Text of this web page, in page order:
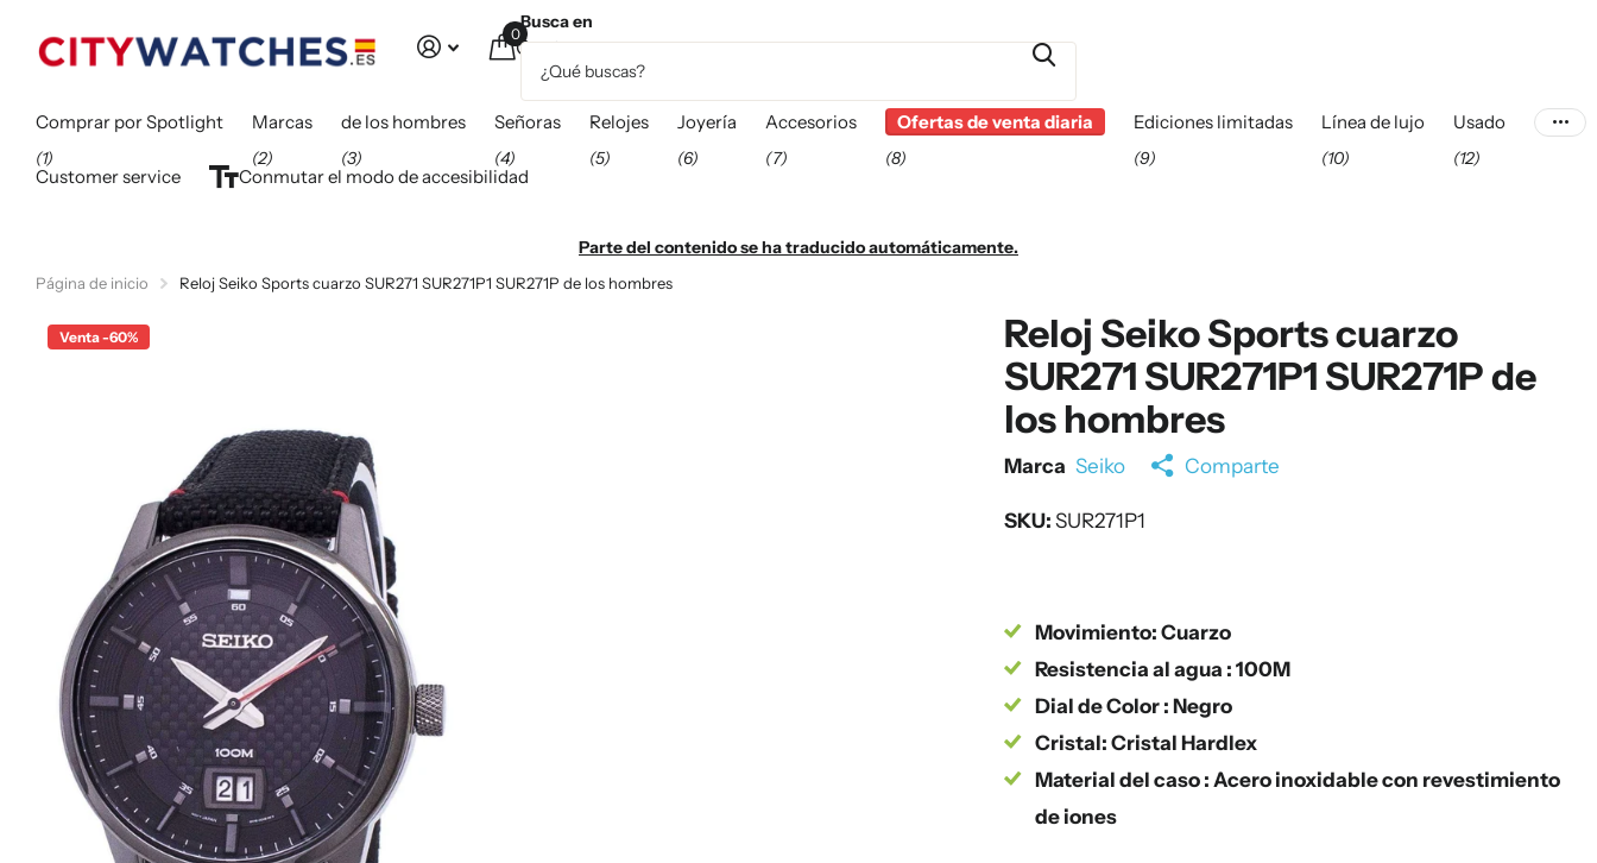
Busca en
Cesta
0
Comprar por Spotlight
(1)
Marcas
(2)
de los hombres
(3)
Señoras
(4)
Relojes
(5)
Joyería
(6)
Accesorios
(7)
Ofertas de venta diaria
(8)
Ediciones limitadas
(9)
Línea de lujo
(10)
Usado
(12)
Customer service Conmutar el modo de accesibilidad
Parte del contenido se ha traducido automáticamente.
Página de inicio Reloj Seiko Sports cuarzo SUR271 SUR271P1 SUR271P de los hombres
Venta -60%
Reloj Seiko Sports cuarzo
SUR271 SUR271P1 SUR271P de
los hombres
Marca Seiko Comparte
SKU:SUR271P1
Movimiento: Cuarzo
Resistencia al agua : 100M
Dial de Color : Negro
Cristal: Cristal Hardlex
Material del caso : Acero inoxidable con revestimiento
de iones